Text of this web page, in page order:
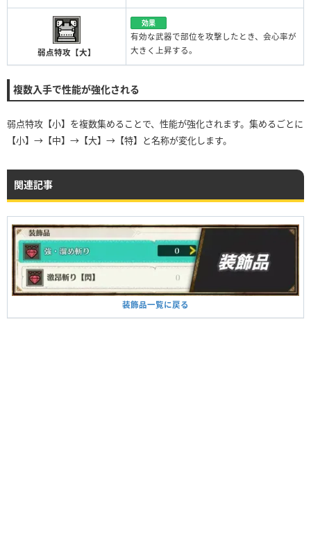
弱点特攻【大】
効果
有効な武器で部位を攻撃したとき、会心率が
大きく上昇する。
複数入手で性能が強化される
弱点特攻【小】を複数集めることで、性能が強化されます。集めるごとに
【小】→【中】→【大】→【特】と名称が変化します。
関連記事
装飾品一覧に戻る